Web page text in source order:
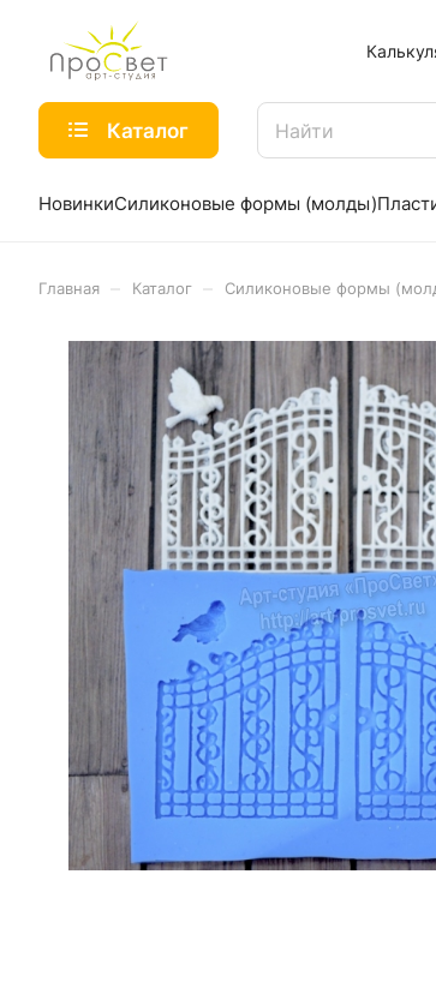
Каталог
НовинкиСиликоновые формы (молды)
Главная Каталог Силиконовые формы